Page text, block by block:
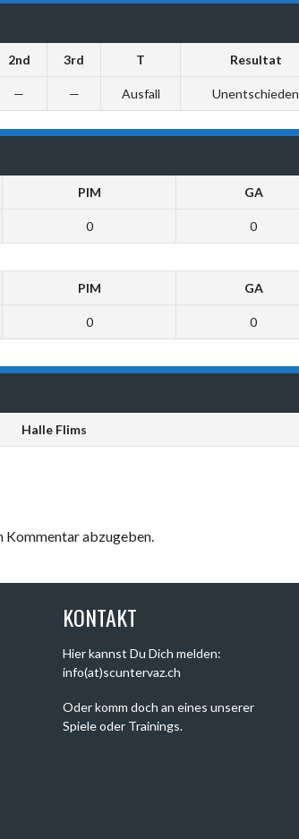
2nd 3rd T Resultat
— — Ausfall Unentschieden
PIM GA
0 0
PIM GA
0 0
Halle Flims
Kommentar abzugeben.
KONTAKT
Hier kannst Du Dich melden:
info(at)scuntervaz.ch
Oder komm doch an eines unserer
Spiele oder Trainings.